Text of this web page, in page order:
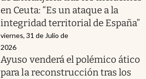
en Ceuta: “Es un ataque a la
integridad territorial de España”
viernes, 31 de Julio de
2026
Ayuso venderá el polémico ático
para la reconstrucción tras los